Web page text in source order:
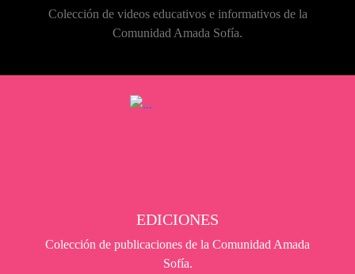
Colección de videos educativos e informativos de la
Comunidad Amada Sofía.
EDICIONES
Colección de publicaciones de la Comunidad Amada
Sofía.